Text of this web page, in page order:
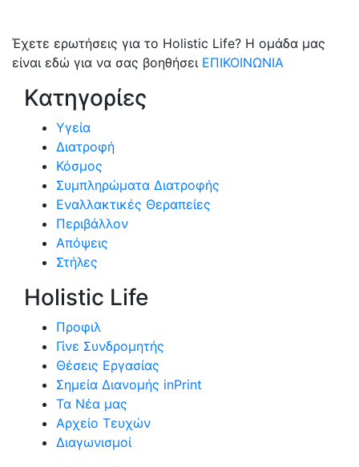
Έχετε ερωτήσεις για το Holistic Life? Η ομάδα μας
είναι εδώ για να σας βοηθήσει ΕΠΙΚΟΙΝΩΝΙΑ
Κατηγορίες
Υγεία
Διατροφή
Κόσμος
Συμπληρώματα Διατροφής
Εναλλακτικές Θεραπείες
Περιβάλλον
Απόψεις
Στήλες
Holistic Life
Προφιλ
Γίνε Συνδρομητής
Θέσεις Εργασίας
Σημεία Διανομής inPrint
Τα Νέα μας
Αρχείο Τευχών
Διαγωνισμοί